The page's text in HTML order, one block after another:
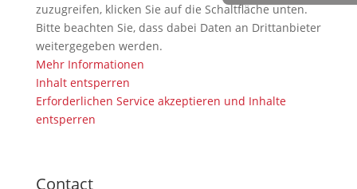
zuzugreifen, klicken Sie auf die Schaltfläche unten.
Bitte beachten Sie, dass dabei Daten an Drittanbieter
weitergegeben werden.
Mehr Informationen
Inhalt entsperren
Erforderlichen Service akzeptieren und Inhalte
entsperren
Contact